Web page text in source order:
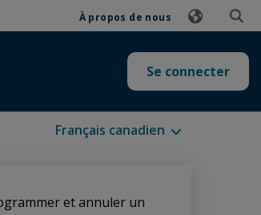
À propos de nous
Se connecter
Langues disponibles
et annuler un